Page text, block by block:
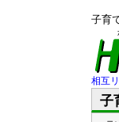
子育
相互
子